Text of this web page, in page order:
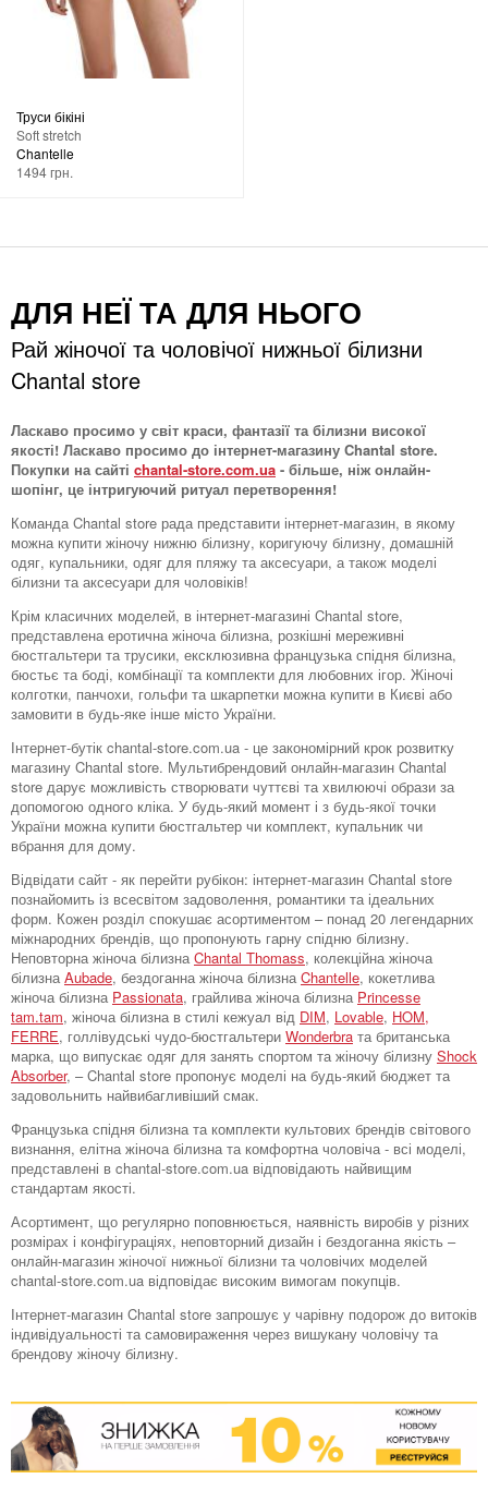
Труси бікіні
Soft stretch
Chantelle
1494 грн.
ДЛЯ НЕЇ ТА ДЛЯ НЬОГО
Рай жіночої та чоловічої нижньої білизни
Chantal store
Ласкаво просимо у світ краси, фантазії та білизни високої
якості! Ласкаво просимо до інтернет-магазину Chantal store.
Покупки на сайті chantal-store.com.ua - більше, ніж онлайн-
шопінг, це інтригуючий ритуал перетворення!
Команда Chantal store рада представити інтернет-магазин, в якому
можна купити жіночу нижню білизну, коригуючу білизну, домашній
одяг, купальники, одяг для пляжу та аксесуари, а також моделі
білизни та аксесуари для чоловіків!
Крім класичних моделей, в інтернет-магазині Chantal store,
представлена ​​еротична жіноча білизна, розкішні мереживні
бюстгальтери та трусики, ексклюзивна французька спідня білизна,
бюстьє та боді, комбінації та комплекти для любовних ігор. Жіночі
колготки, панчохи, гольфи та шкарпетки можна купити в Києві або
замовити в будь-яке інше місто України.
Інтернет-бутік chantal-store.com.ua - це закономірний крок розвитку
магазину Chantal store. Мультибрендовий онлайн-магазин Chantal
store дарує можливість створювати чуттєві та хвилюючі образи за
допомогою одного кліка. У будь-який момент і з будь-якої точки
України можна купити бюстгальтер чи комплект, купальник чи
вбрання для дому.
Відвідати сайт - як перейти рубікон: інтернет-магазин Chantal store
познайомить із всесвітом задоволення, романтики та ідеальних
форм. Кожен розділ спокушає асортиментом – понад 20 легендарних
міжнародних брендів, що пропонують гарну спідню білизну.
Неповторна жіноча білизна Chantal Thomass, колекційна жіноча
білизна Aubade, бездоганна жіноча білизна Chantelle, кокетлива
жіноча білизна Passionata, грайлива жіноча білизна Princesse
tam.tam, жіноча білизна в стилі кежуал від DIM, Lovable, HOM,
FERRE, голлівудські чудо-бюстгальтери Wonderbra та британська
марка, що випускає одяг для занять спортом та жіночу білизну Shock
Absorber, – Chantal store пропонує моделі на будь-який бюджет та
задовольнить найвибагливіший смак.
Французька спідня білизна та комплекти культових брендів світового
визнання, елітна жіноча білизна та комфортна чоловіча - всі моделі,
представлені в chantal-store.com.ua відповідають найвищим
стандартам якості.
Асортимент, що регулярно поповнюється, наявність виробів у різних
розмірах і конфігураціях, неповторний дизайн і бездоганна якість –
онлайн-магазин жіночої нижньої білизни та чоловічих моделей
chantal-store.com.ua відповідає високим вимогам покупців.
Інтернет-магазин Chantal store запрошує у чарівну подорож до витоків
індивідуальності та самовираження через вишукану чоловічу та
брендову жіночу білизну.